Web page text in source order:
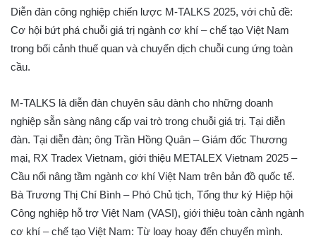
Diễn đàn công nghiệp chiến lược M-TALKS 2025, với chủ đề:
Cơ hội bứt phá chuỗi giá trị ngành cơ khí – chế tạo Việt Nam
trong bối cảnh thuế quan và chuyển dịch chuỗi cung ứng toàn
cầu.
M-TALKS là diễn đàn chuyên sâu dành cho những doanh
nghiệp sẵn sàng nâng cấp vai trò trong chuỗi giá trị. Tại diễn
đàn. Tại diễn đàn; ông Trần Hồng Quân – Giám đốc Thương
mại, RX Tradex Vietnam, giới thiệu METALEX Vietnam 2025 –
Cầu nối nâng tầm ngành cơ khí Việt Nam trên bản đồ quốc tế.
Bà Trương Thị Chí Bình – Phó Chủ tịch, Tổng thư ký Hiệp hội
Công nghiệp hỗ trợ Việt Nam (VASI), giới thiệu toàn cảnh ngành
cơ khí – chế tạo Việt Nam: Từ loay hoay đến chuyển mình.